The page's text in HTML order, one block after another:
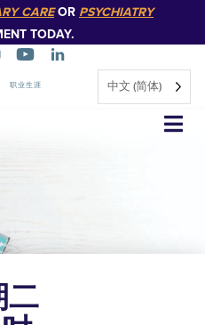
CAREOR PSYCHIATRY
TODAY.
职业生涯 中文 (简体)
二